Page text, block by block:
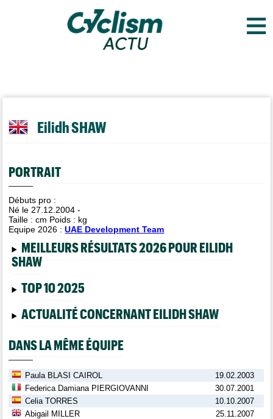
≡
Eilidh SHAW
PORTRAIT
Débuts pro :
Né le 27.12.2004 -
Taille :cm Poids : kg
Equipe 2026 :UAE Development Team
MEILLEURS RÉSULTATS 2026 POUR EILIDH
SHAW
TOP 10 2025
ACTUALITÉ CONCERNANT EILIDH SHAW
DANS LA MÊME ÉQUIPE
Paula BLASI CAIROL
19.02.2003
Federica Damiana PIERGIOVANNI
30.07.2001
Celia TORRES
10.10.2007
Abigail MILLER
25.11.2007